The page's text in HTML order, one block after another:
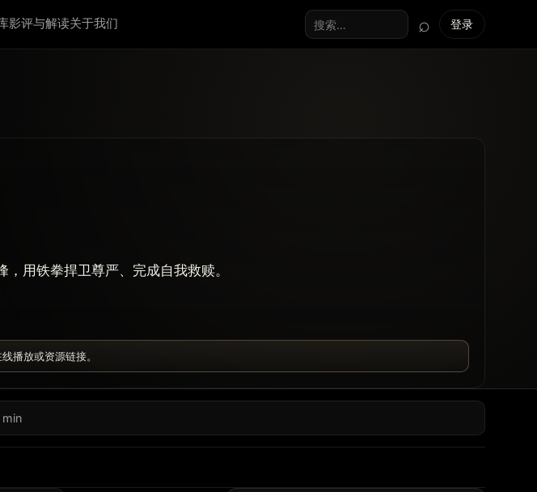
影评与解读关于我们
搜索全站
⌕ 登录
用铁拳捍卫尊严、完成自我救赎。
播放或资源链接。
min